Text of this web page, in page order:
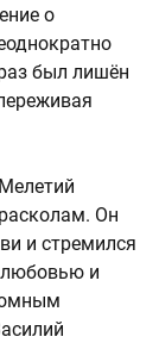
о
был лишён
Он
и стремился
любовью и